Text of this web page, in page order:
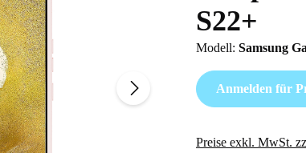
S22+
Modell: Samsung
Anmelden für
Preise exkl. MwSt.